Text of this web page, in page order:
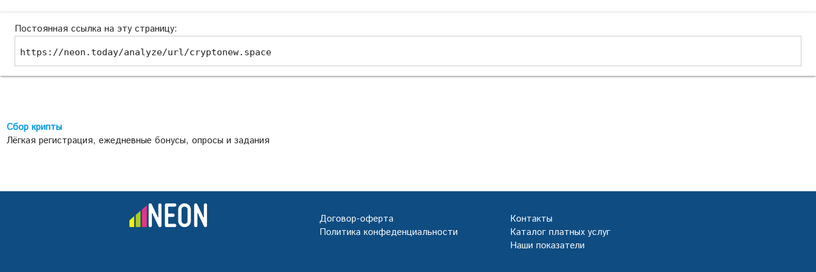
Постоянная ссылка на эту страницу:
https://neon.today/analyze/url/cryptonew.space
Сбор крипты
Лёгкая регистрация, ежедневные бонусы, опросы и задания
Договор-оферта
Политика конфеденциальности
Контакты
Каталог платных услуг
Наши показатели